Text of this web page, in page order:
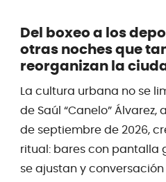
Del boxeo a los
otras noches que
reorganizan la
La cultura urbana no se
de Saúl “Canelo” Álvarez,
de septiembre de 2026,
ritual: bares con pantalla
se ajustan y conversación